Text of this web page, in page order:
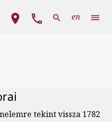
Fő navigáció
en
tekint vissza 1782